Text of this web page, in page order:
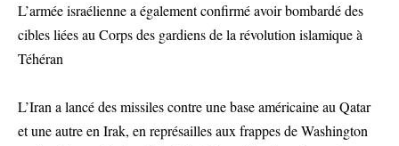
L’armée israélienne a également confirmé avoir bombardé des
cibles liées au Corps des gardiens de la révolution islamique à
Téhéran
L’Iran a lancé des missiles contre une base américaine au Qatar
et une autre en Irak, en représailles aux frappes de Washington